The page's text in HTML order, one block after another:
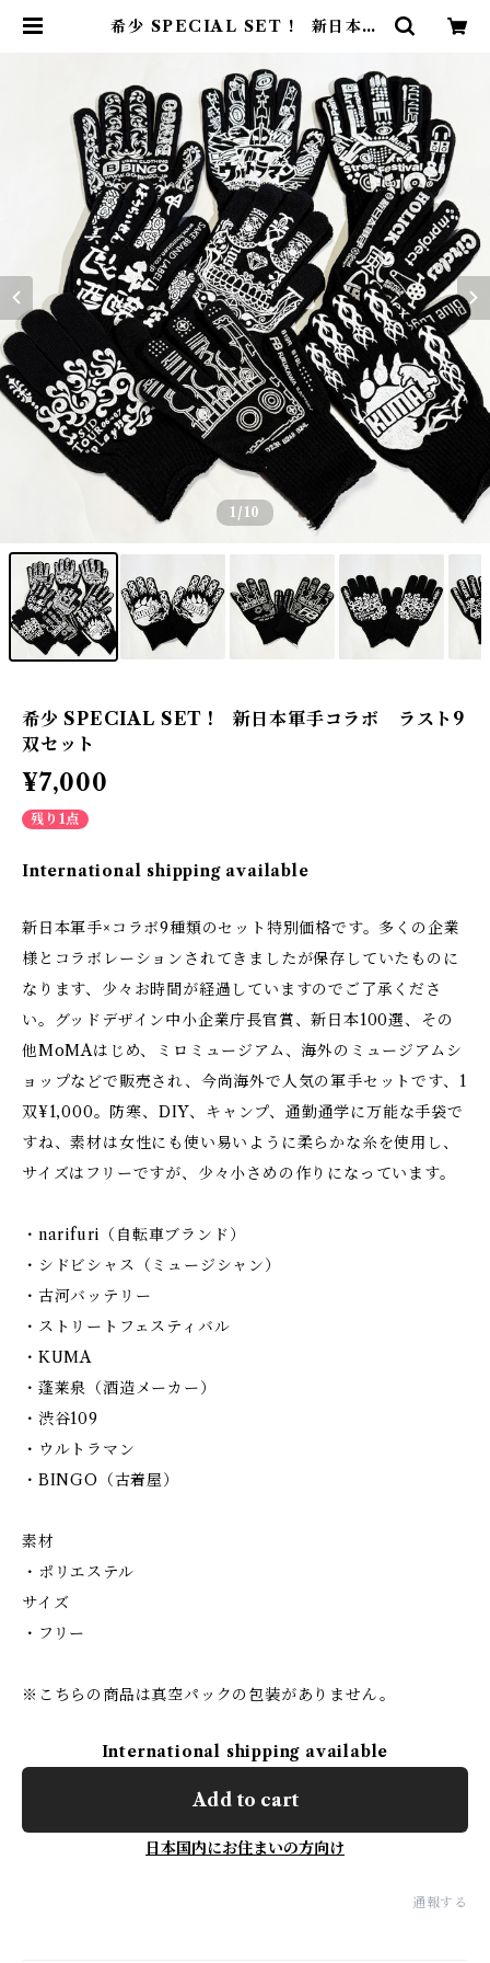
希少 SPECIAL SET ! 新日本軍
デザインストア
1 /10
希少 SPECIAL SET ! 新日本軍手コラボ ラスト9
双セット
¥7,000
残り1点
International shipping available
新日本軍手×コラボ9種類のセット特別価格です。多くの企業
様とコラボレーションされてきましたが保存していたものに
なります、少々お時間が経過していますのでご了承くださ
い。グッドデザイン中小企業庁長官賞、新日本100選、その
他MoMAはじめ、ミロミュージアム、海外のミュージアムシ
ョップなどで販売され、今尚海外で人気の軍手セットです、1
双¥1,000。防寒、DIY、キャンプ、通勤通学に万能な手袋で
すね、素材は女性にも使い易いように柔らかな糸を使用し、
サイズはフリーですが、少々小さめの作りになっています。
・narifuri（自転車ブランド）
・シドビシャス（ミュージシャン）
・古河バッテリー
・ストリートフェスティバル
・KUMA
・蓬莱泉（酒造メーカー）
・渋谷109
・ウルトラマン
・BINGO（古着屋）
素材
・ポリエステル
サイズ
・フリー
※こちらの商品は真空パックの包装がありません。
International shipping available
Add to cart
日本国内にお住まいの方向け
通報する